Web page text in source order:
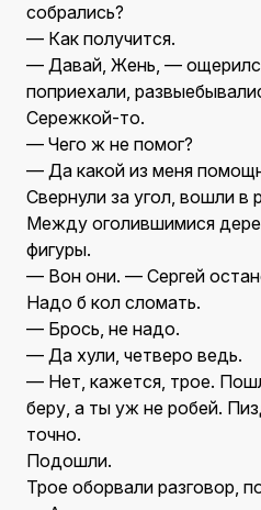
собрались?
— Как получится.
— Давай, Жень, —
поприехали,
Сережкой-то.
— Чего ж не помог?
— Да какой из меня
Свернули за угол, вошли в
Между оголившимися
фигуры.
— Вон они. — Сергей
Надо б кол сломать.
— Брось, не надо.
— Да хули, четверо ведь.
— Нет, кажется, трое.
беру, а ты уж не робей.
точно.
Подошли.
Трое оборвали разговор,